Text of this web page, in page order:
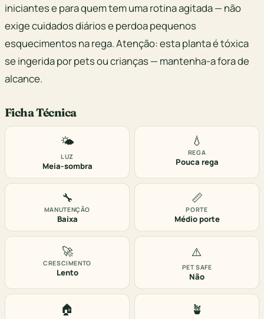
iniciantes e para quem tem uma rotina agitada — não
exige cuidados diários e perdoa pequenos
esquecimentos na rega. Atenção: esta planta é tóxica
se ingerida por pets ou crianças — mantenha-a fora de
alcance.
Ficha Técnica
🌤️
LUZ
Meia-sombra
💧
REGA
Pouca rega
🔧
MANUTENÇÃO
Baixa
📏
PORTE
Médio porte
🚀
CRESCIMENTO
Lento
⚠️
PET SAFE
Não
🏠 🪴